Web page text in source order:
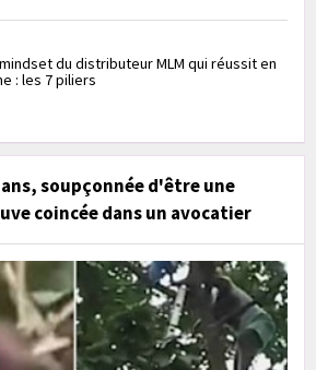
du distributeur MLM qui réussit en
: les 7 piliers
ans, soupçonnée d'être une
coincée dans un avocatier